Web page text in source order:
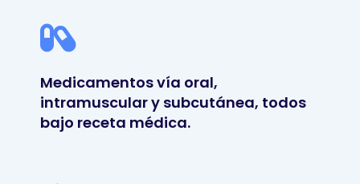
Medicamentos vía oral,
intramuscular y subcutánea, todos
bajo receta médica.